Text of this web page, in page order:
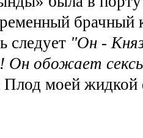
брачный
следует "Он -
Он обожает
моей жидкой